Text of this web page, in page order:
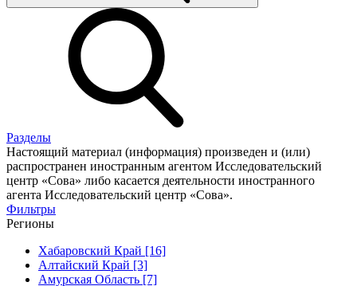
Разделы
Настоящий материал (информация) произведен и (или)
распространен иностранным агентом Исследовательский
центр «Сова» либо касается деятельности иностранного
агента Исследовательский центр «Сова».
Фильтры
Регионы
Хабаровский Край [16]
Алтайский Край [3]
Амурская Область [7]